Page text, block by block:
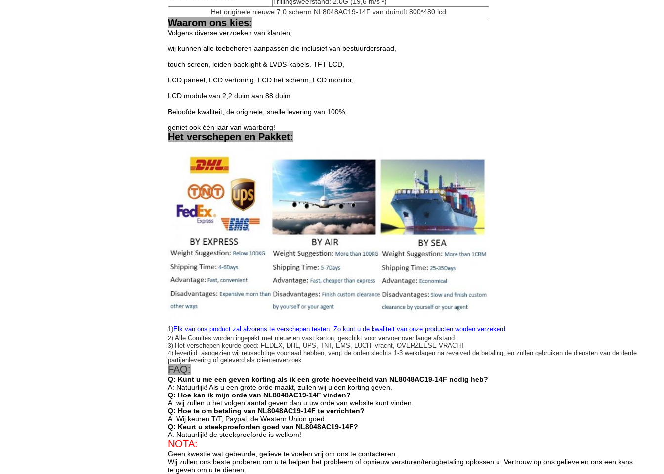
Het originele nieuwe 7,0 scherm NL8048AC19-14F van duimtft 800*480 lcd
Waarom ons kies:
Volgens diverse verzoeken van klanten,
wij kunnen alle toebehoren aanpassen die inclusief van bestuurdersraad,
touch screen, leiden backlight & LVDS-kabels. TFT LCD,
LCD paneel, LCD vertoning, LCD het scherm, LCD monitor,
LCD module van 2,2 duim aan 88 duim.
Beloofde kwaliteit, de originele, snelle levering van 100%,
geniet ook één jaar van waarborg!
Het verschepen en Pakket:
1)Elk van ons product zal alvorens te verschepen testen. Zo kunt u de kwaliteit van onze producten worden verzekerd
2) Alle Comités worden ingepakt met nieuw en vast karton, geschikt voor vervoer over lange afstand.
3) Het verschepen keurde goed: FEDEX, DHL, UPS, TNT, EMS, LUCHTvracht, OVERZEESE VRACHT
4) levertijd: aangezien wij reusachtige voorraad hebben, vergt de orden slechts 1-3 werkdagen na reveived de betaling, en zullen gebruiken de diensten van de derde
partijenlevering of geleverd als cliëntenverzoek.
FAQ:
Q: Kunt u me een geven korting als ik een grote hoeveelheid van NL8048AC19-14F nodig heb?
A: Natuurlijk! Als u een grote orde maakt, zullen wij u een korting geven.
Q: Hoe kan ik mijn orde van NL8048AC19-14F vinden?
A: wij zullen u het volgen aantal geven dan u uw orde van website kunt vinden.
Q: Hoe te om betaling van NL8048AC19-14F te verrichten?
A: Wij keuren T/T, Paypal, de Western Union goed.
Q: Keurt u steekproeforden goed van NL8048AC19-14F?
A: Natuurlijk! de steekproeforde is welkom!
NOTA:
Geen kwestie wat gebeurde, gelieve te voelen vrij om ons te contacteren.
Wij zullen ons beste proberen om u te helpen het probleem of opnieuw versturen/terugbetaling oplossen u. Vertrouw op ons gelieve en ons een kans
te geven om u te dienen.